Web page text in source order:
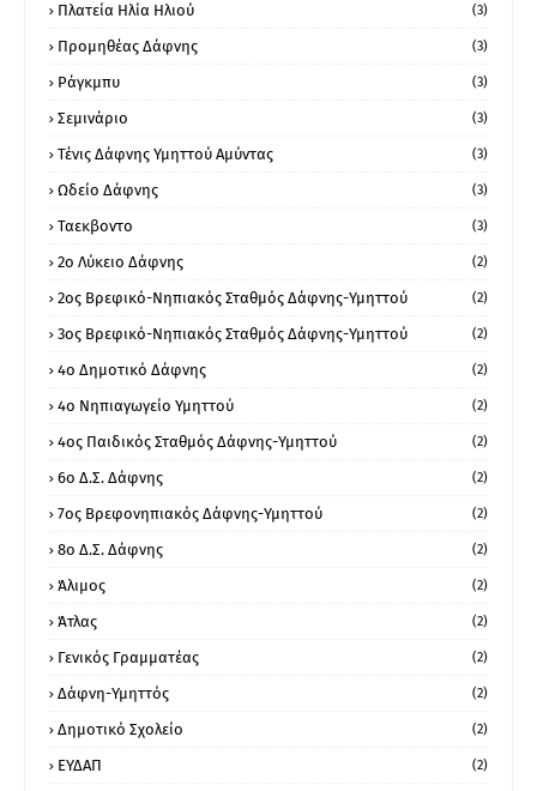
Πλατεία Ηλία Ηλιού (3)
Προμηθέας Δάφνης (3)
Ράγκμπυ (3)
Σεμινάριο (3)
Τένις Δάφνης Υμηττού Αμύντας (3)
Ωδείο Δάφνης (3)
Ταεκβοντο (3)
2ο Λύκειο Δάφνης (2)
2ος Βρεφικό-Νηπιακός Σταθμός Δάφνης-Υμηττού (2)
3ος Βρεφικό-Νηπιακός Σταθμός Δάφνης-Υμηττού (2)
4ο Δημοτικό Δάφνης (2)
4ο Νηπιαγωγείο Υμηττού (2)
4ος Παιδικός Σταθμός Δάφνης-Υμηττού (2)
6ο Δ.Σ. Δάφνης (2)
7ος Βρεφονηπιακός Δάφνης-Υμηττού (2)
8ο Δ.Σ. Δάφνης (2)
Άλιμος (2)
Άτλας (2)
Γενικός Γραμματέας (2)
Δάφνη-Υμηττός (2)
Δημοτικό Σχολείο (2)
ΕΥΔΑΠ (2)